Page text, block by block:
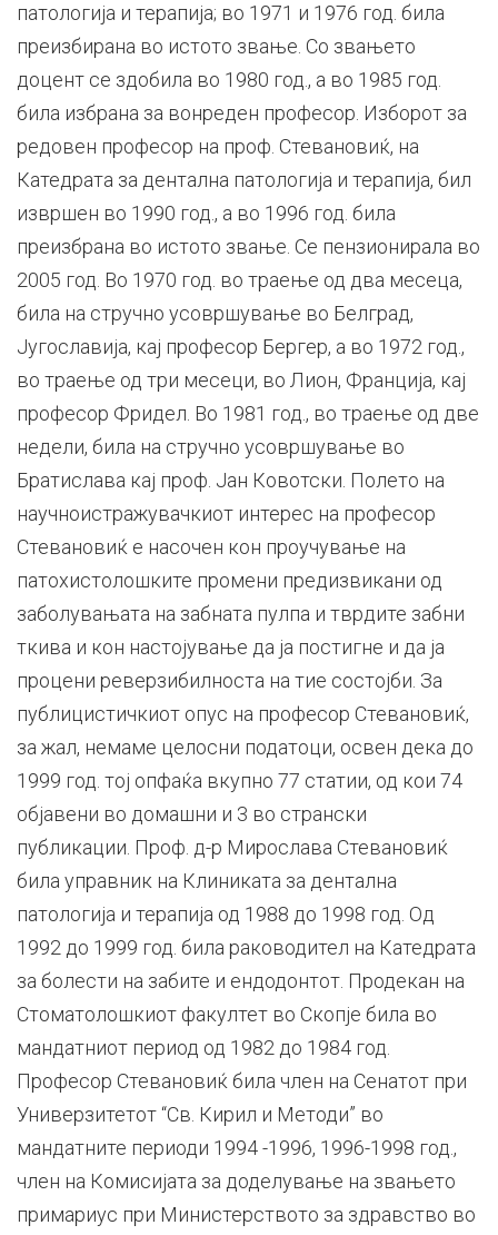
патологија и терапија; во 1971 и 1976 год. била
преизбирана во истото звање. Со звањето
доцент се здобила во 1980 год., а во 1985 год.
била избрана за вонреден професор. Изборот за
редовен професор на проф. Стевановиќ, на
Катедрата за дентална патологија и терапија, бил
извршен во 1990 год., а во 1996 год. била
преизбрана во истото звање. Се пензионирала во
2005 год. Во 1970 год. во траење од два месеца,
била на стручно усовршување во Белград,
Југославија, кај професор Бергер, а во 1972 год.,
во траење од три месеци, во Лион, Франција, кај
професор Фридел. Во 1981 год., во траење од две
недели, била на стручно усовршување во
Братислава кај проф. Јан Ковотски. Полето на
научноистражувачкиот интерес на професор
Стевановиќ е насочен кон проучување на
патохистолошките промени предизвикани од
заболувањата на забната пулпа и тврдите забни
ткива и кон настојување да ја постигне и да ја
процени реверзибилноста на тие состојби. За
публицистичкиот опус на професор Стевановиќ,
за жал, немаме целосни податоци, освен дека до
1999 год. тој опфаќа вкупно 77 статии, од кои 74
објавени во домашни и 3 во странски
публикации. Проф. д-р Мирослава Стевановиќ
била управник на Клиниката за дентална
патологија и терапија од 1988 до 1998 год. Од
1992 до 1999 год. била раководител на Катедрата
за болести на забите и ендодонтот. Продекан на
Стоматолошкиот факултет во Скопје била во
мандатниот период од 1982 до 1984 год.
Професор Стевановиќ била член на Сенатот при
Универзитетот “Св. Кирил и Методи” во
мандатните периоди 1994 -1996, 1996-1998 год.,
член на Комисијата за доделување на звањето
примариус при Министерството за здравство во